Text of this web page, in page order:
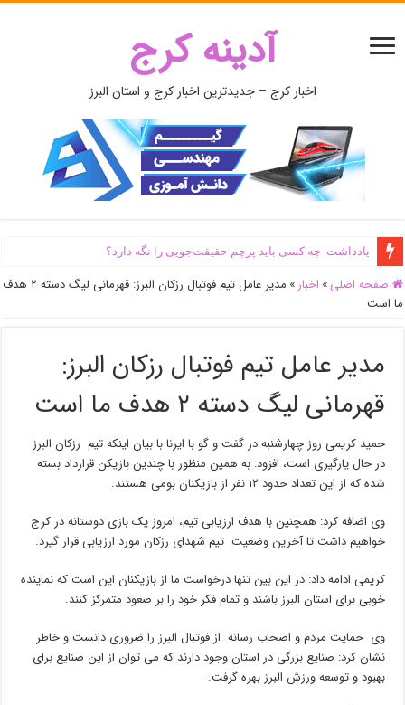
آدینه کرج
اخبار کرج – جدیدترین اخبار کرج و استان البرز
یادداشت| ‌چه کسی باید پرچم حقیقت‌جویی را نگه دارد؟
صفحه اصلی » اخبار »
مدیر عامل تیم فوتبال رزکان البرز: قهرمانی لیگ دسته ۲ هدف
ما است
مدیر عامل تیم فوتبال رزکان البرز:
قهرمانی لیگ دسته ۲ هدف ما است
حمید کریمی روز چهارشنبه در گفت و گو با ایرنا با بیان اینکه تیم رزکان البرز
در حال یارگیری است، افزود: به همین منظور با چندین بازیکن قرارداد بسته
شده که از این تعداد حدود ۱۲ نفر از بازیکنان بومی هستند.
وی اضافه کرد: همچنین با هدف ارزیابی تیم، امروز یک بازی دوستانه در کرج
خواهیم داشت تا آخرین وضعیت تیم شهدای رزکان مورد ارزیابی قرار گیرد.
کریمی ادامه داد: در این بین تنها درخواست ما از بازیکنان این است که نماینده
خوبی برای استان البرز باشند و تمام فکر خود را بر صعود متمرکز کنند.
وی حمایت مردم و اصحاب رسانه از فوتبال البرز را ضروری دانست و خاطر
نشان کرد: صنایع بزرگی در استان وجود دارند که می توان از این صنایع برای
بهبود و توسعه ورزش البرز بهره گرفت.